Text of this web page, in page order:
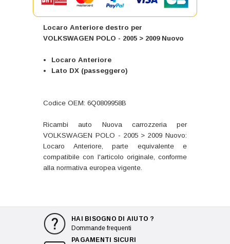
Locaro Anteriore destro per
VOLKSWAGEN POLO - 2005 > 2009 Nuovo
Locaro Anteriore
Lato DX (passeggero)
Codice OEM: 6Q0809958B
Ricambi auto Nuova carrozzeria per
VOLKSWAGEN POLO - 2005 > 2009 Nuovo:
Locaro Anteriore, parte equivalente e
compatibile con l'articolo originale, conforme
alla normativa europea vigente.
HAI BISOGNO DI AIUTO ?
Dommande frequenti
PAGAMENTI SICURI